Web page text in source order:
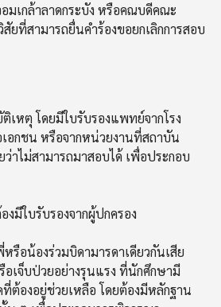
เกล้าลาดกระบัง หรือคณบดีคณะ
ยที่สามารถยื่นคำร้องขอยกเลิกการสอบ
หตุ โดยมีใบรับรองแพทย์จากโรง
อกชน หรือจากหน่วยงานที่สถาบัน
าไม่สามารถมาสอบได้ เพื่อประกอบ
ใบรับรองจากผู้ปกครอง
อน้องร่วมบิดามารดาเดียวกันเสีย
เจ็บป่วยอย่างรุนแรง ที่นักศึกษามี
ที่ต้องอยู่ช่วยเหลือ โดยต้องมีหลักฐาน